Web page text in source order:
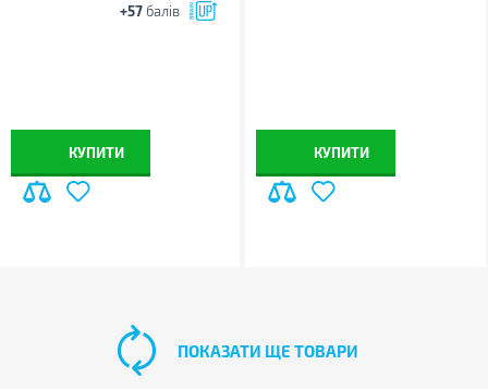
+57 балів
КУПИТИ КУПИТИ
ПОКАЗАТИ ЩЕ ТОВАРИ